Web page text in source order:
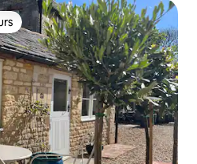
les plus appréciés